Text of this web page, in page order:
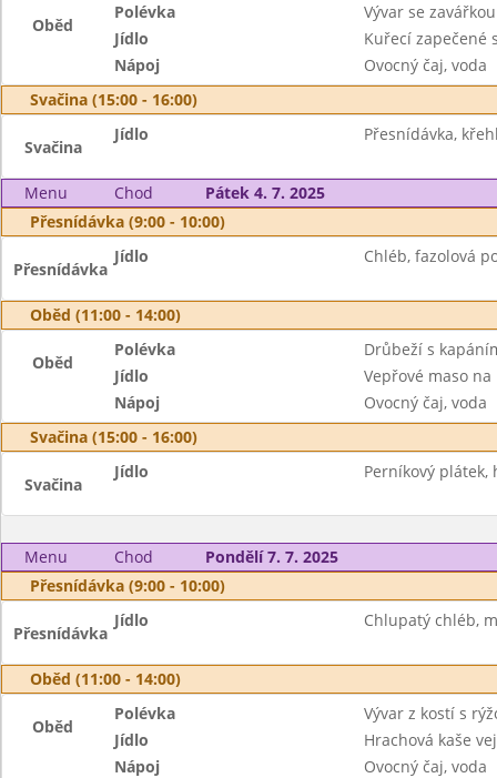
Oběd
Polévka
Vývar se zavářkou
Jídlo
Kuřecí zapečené
Nápoj
Ovocný čaj, voda
Svačina (15:00 - 16:00)
Svačina
Jídlo Přesnídávka,
Menu Chod
Pátek 4. 7. 2025
Přesnídávka (9:00 - 10:00)
Přesnídávka
Jídlo Chléb, fazolová
Oběd (11:00 - 14:00)
Oběd
Polévka
Drůbeží s
Jídlo
Vepřové maso
Nápoj
Ovocný čaj, voda
Svačina (15:00 - 16:00)
Svačina
Jídlo Perníkový plátek,
Menu Chod
Pondělí 7. 7. 2025
Přesnídávka (9:00 - 10:00)
Přesnídávka
Jídlo Chlupatý chléb,
Oběd (11:00 - 14:00)
Oběd
Polévka
Vývar z kostí s
Jídlo
Hrachová kaše
Nápoj
Ovocný čaj, voda